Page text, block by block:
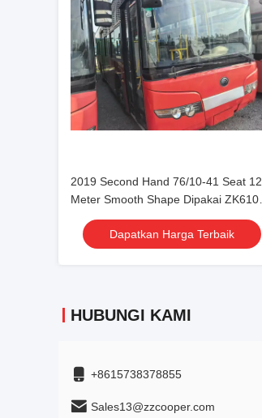
2019 Second Hand 76/10-41 Seat 12
Meter Smooth Shape Dipakai ZK6108
Bus Kota Pintu Ganda
Dapatkan Harga Terbaik
HUBUNGI KAMI
+8615738378855
Sales13@zzcooper.com